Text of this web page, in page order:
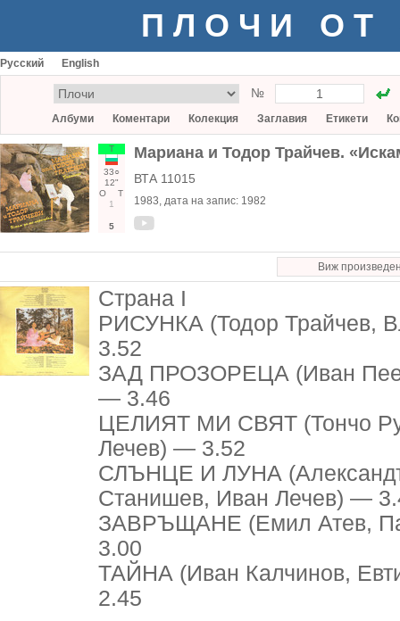
ПЛОЧИ ОТ
Русский English
№
Албуми Коментари Колекция Заглавия Етикети
Т
33○
12"
О
Т
1
5
Мариана и Тодор Трайчев.
ВТА 11015
1983, дата на запис: 1982
Виж
Страна I
РИСУНКА (Тодор Трайчев,
3.52
ЗАД ПРОЗОРЕЦА (Иван
— 3.46
ЦЕЛИЯТ МИ СВЯТ (Тончо
Лечев) — 3.52
СЛЪНЦЕ И ЛУНА
Станишев, Иван Лечев) —
ЗАВРЪЩАНЕ (Емил Атев,
3.00
ТАЙНА (Иван Калчинов,
2.45